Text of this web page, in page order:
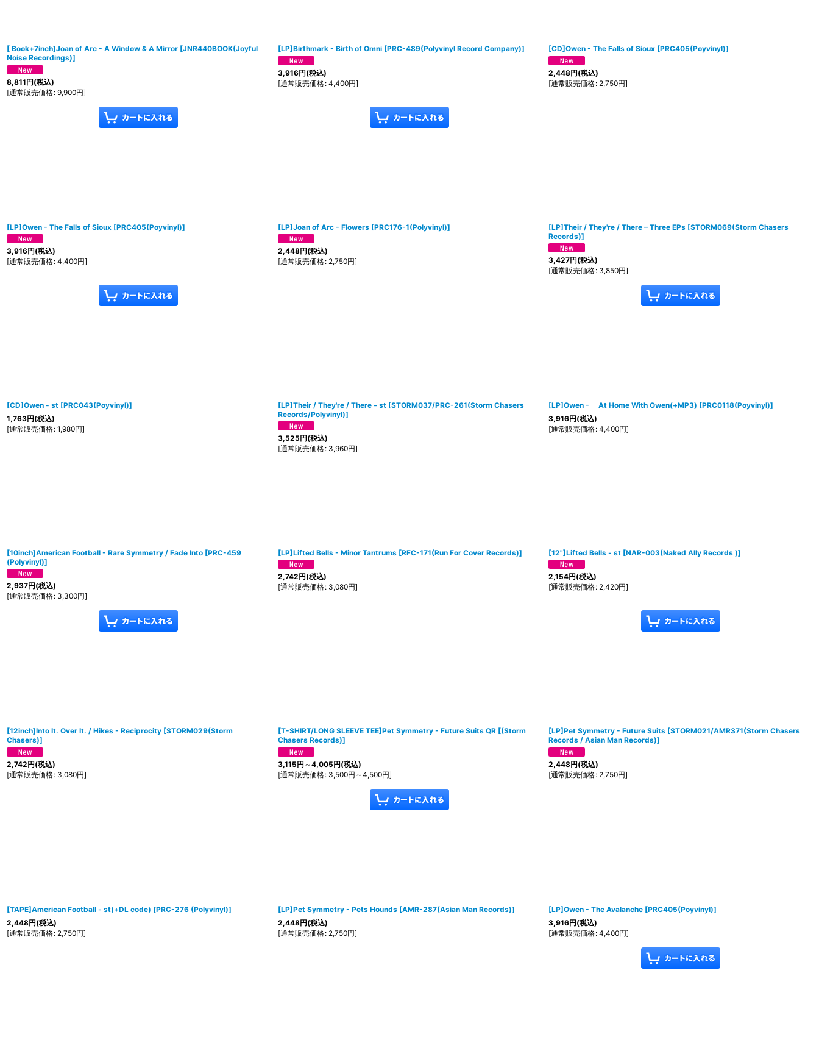
[ Book+7inch]Joan of Arc - A Window & A Mirror [JNR440BOOK(Joyful
Noise Recordings)]
8,811円(税込)
[通常販売価格: 9,900円]
[LP]Birthmark - Birth of Omni [PRC-489(Polyvinyl Record Company)]
3,916円(税込)
[通常販売価格: 4,400円]
[CD]Owen - The Falls of Sioux [PRC405(Poyvinyl)]
2,448円(税込)
[通常販売価格: 2,750円]
[LP]Owen - The Falls of Sioux [PRC405(Poyvinyl)]
3,916円(税込)
[通常販売価格: 4,400円]
[LP]Joan of Arc - Flowers [PRC176-1(Polyvinyl)]
2,448円(税込)
[通常販売価格: 2,750円]
[LP]Their / They're / There ‎– Three EPs [STORM069(Storm Chasers
Records)]
3,427円(税込)
[通常販売価格: 3,850円]
[CD]Owen - st [PRC043(Poyvinyl)]
1,763円(税込)
[通常販売価格: 1,980円]
[LP]Their / They're / There ‎– st [STORM037/PRC-261(Storm Chasers
Records/Polyvinyl)]
3,525円(税込)
[通常販売価格: 3,960円]
[LP]Owen - At Home With Owen(+MP3) [PRC0118(Poyvinyl)]
3,916円(税込)
[通常販売価格: 4,400円]
[10inch]American Football - Rare Symmetry / Fade Into [PRC-459
(Polyvinyl)]
2,937円(税込)
[通常販売価格: 3,300円]
[LP]Lifted Bells - Minor Tantrums [RFC-171(Run For Cover Records)]
2,742円(税込)
[通常販売価格: 3,080円]
[12"]Lifted Bells - st [NAR-003(Naked Ally Records )]
2,154円(税込)
[通常販売価格: 2,420円]
[12inch]Into It. Over It. / Hikes - Reciprocity [STORM029(Storm
Chasers)]
2,742円(税込)
[通常販売価格: 3,080円]
[T-SHIRT/LONG SLEEVE TEE]Pet Symmetry - Future Suits QR [(Storm
Chasers Records)]
3,115円 ～4,005円(税込)
[通常販売価格: 3,500円 ～4,500円]
[LP]Pet Symmetry - Future Suits [STORM021/AMR371(Storm Chasers
Records / Asian Man Records)]
2,448円(税込)
[通常販売価格: 2,750円]
[TAPE]American Football - st(+DL code) [PRC-276 (Polyvinyl)]
2,448円(税込)
[通常販売価格: 2,750円]
[LP]Pet Symmetry - Pets Hounds [AMR-287(Asian Man Records)]
2,448円(税込)
[通常販売価格: 2,750円]
[LP]Owen - The Avalanche [PRC405(Poyvinyl)]
3,916円(税込)
[通常販売価格: 4,400円]